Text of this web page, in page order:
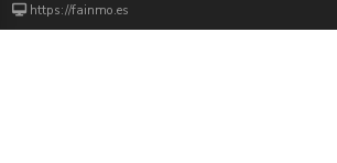
https://fainmo.es